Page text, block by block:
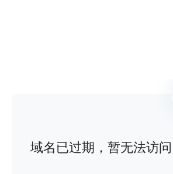
域名已过期，暂无法访问